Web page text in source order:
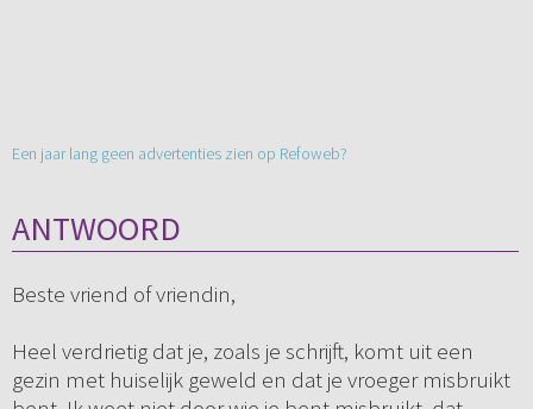
Een jaar lang geen advertenties zien op Refoweb?
ANTWOORD
Beste vriend of vriendin,
Heel verdrietig dat je, zoals je schrijft, komt uit een
gezin met huiselijk geweld en dat je vroeger misbruikt